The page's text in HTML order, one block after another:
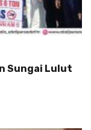
Sungai Lulut